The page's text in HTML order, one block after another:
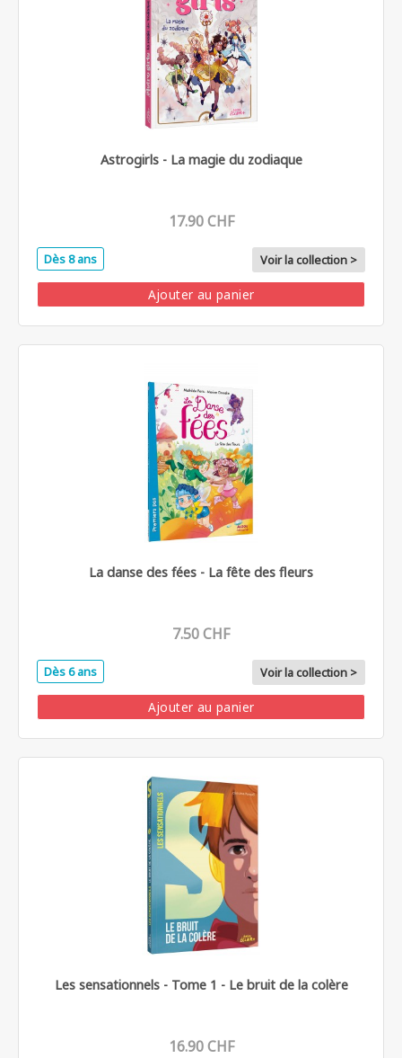
Astrogirls - La magie du zodiaque
17.90 CHF
Dès 8 ans Voir la collection >
Ajouter au panier
La danse des fées - La fête des fleurs
7.50 CHF
Dès 6 ans Voir la collection >
Ajouter au panier
Les sensationnels - Tome 1 - Le bruit de la colère
16.90 CHF